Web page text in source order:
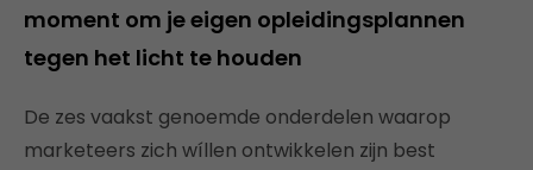
moment om je eigen opleidingsplannen
tegen het licht te houden
De zes vaakst genoemde onderdelen waarop
marketeers zich wíllen ontwikkelen zijn best